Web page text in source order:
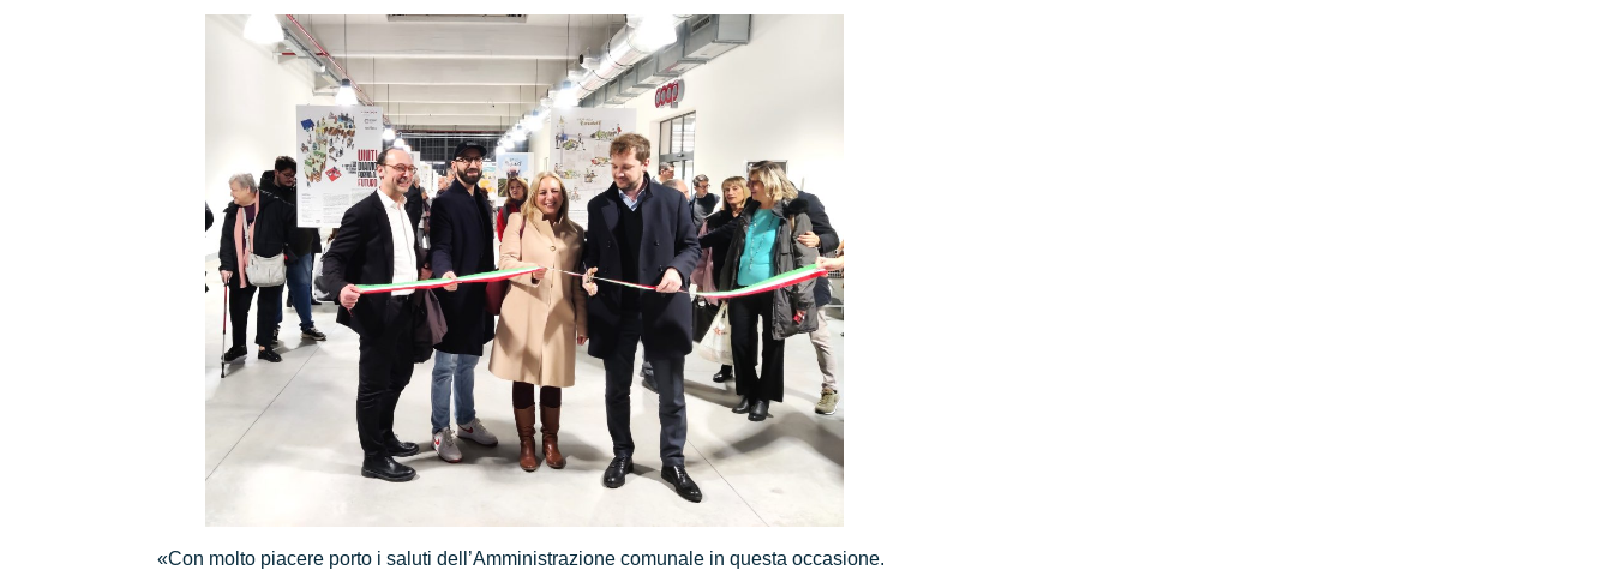
«Con molto piacere porto i saluti dell’Amministrazione comunale in questa occasione.